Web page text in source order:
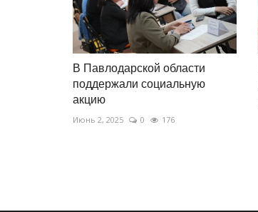
В Павлодарской области
поддержали социальную
акцию
Июнь 2, 2025 0 176